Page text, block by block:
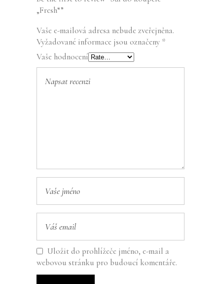
„Fresh“”
Vaše e-mailová adresa nebude zveřejněna.
Vyžadované informace jsou označeny *
Vaše hodnocení
Uložit do prohlížeče jméno, e-mail a
webovou stránku pro budoucí komentáře.